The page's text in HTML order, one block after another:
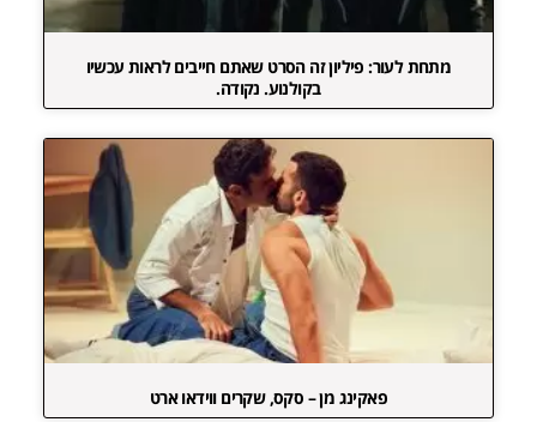
מתחת לעור: פיליון זה הסרט שאתם חייבים לראות עכשיו
בקולנוע. נקודה.
פאקינג מן – סקס, שקרים ווידאו ארט